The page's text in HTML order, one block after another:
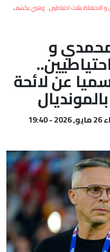
العالم بثلاث احتياطيين.. وهبي يكشف
و
عن لائحة